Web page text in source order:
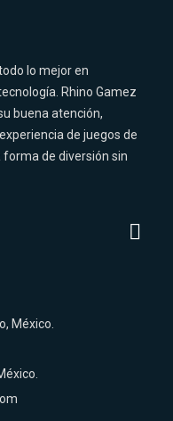
lo mejor en
Rhino Gamez
buena atención,
de juegos de
de diversión sin

México.